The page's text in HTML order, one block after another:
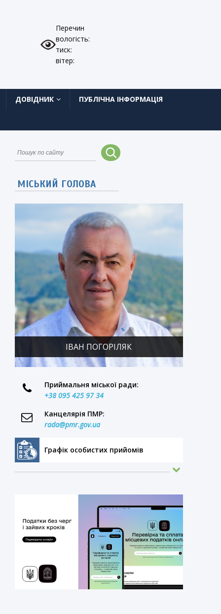
Перечин
вологість:
тиск:
вітер:
ДОВІДНИК ПУБЛІЧНА ІНФОРМАЦІЯ
МІСЬКИЙ ГОЛОВА
ІВАН ПОГОРІЛЯК
Приймальня міської ради:
+38 095 425 97 34
Канцелярія ПМР:
rada@pmr.gov.ua
Графік особистих прийомів